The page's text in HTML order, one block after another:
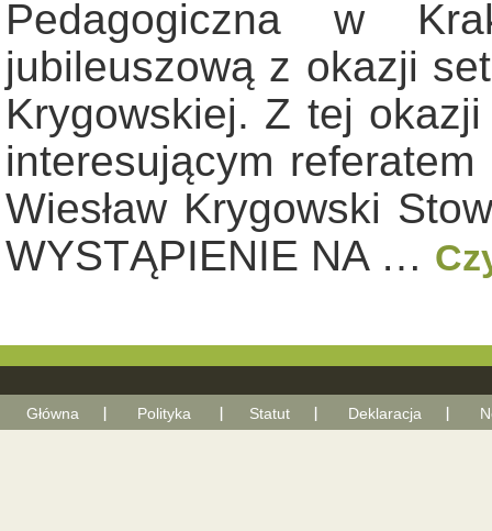
Pedagogiczna w
jubileuszową z okazji
Krygowskiej. Z tej okazji
interesującym
Wiesław Krygowski
WYSTĄPIENIE NA …
Główna Polityka Statut Deklaracja With